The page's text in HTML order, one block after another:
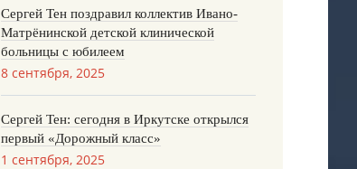
Сергей Тен поздравил коллектив Ивано-
Матрёнинской детской клинической
больницы с юбилеем
8 сентября, 2025
Сергей Тен: сегодня в Иркутске открылся
первый «Дорожный класс»
1 сентября, 2025